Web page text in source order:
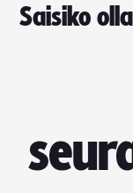
Saisiko